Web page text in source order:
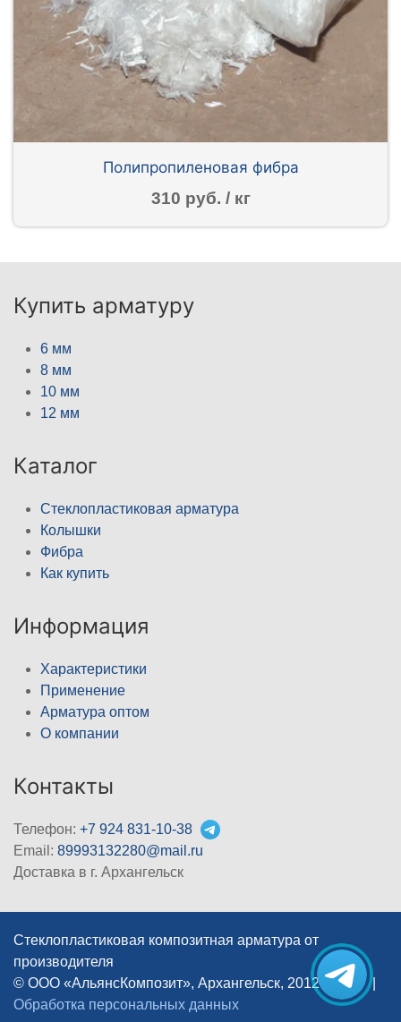
Полипропиленовая фибра
310 руб. / кг
Купить арматуру
6 мм
8 мм
10 мм
12 мм
Каталог
Стеклопластиковая арматура
Колышки
Фибра
Как купить
Информация
Характеристики
Применение
Арматура оптом
О компании
Контакты
Телефон: +7 924 831-10-38
Email: 89993132280@mail.ru
Доставка в г. Архангельск
Стеклопластиковая композитная арматура от
производителя
© ООО «АльянсКомпозит», Архангельск, 2012–2026
|
Обработка персональных данных